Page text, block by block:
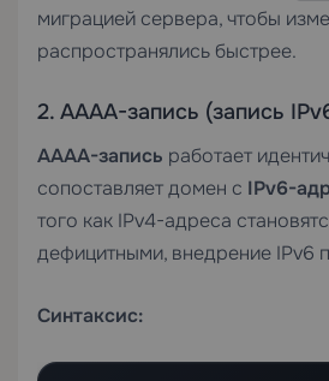
миграцией сервера, чтобы
распространялись быстрее.
2. AAAA-запись (запись
AAAA-запись работает
сопоставляет домен с IPv6-
того как IPv4-адреса
дефицитными, внедрение IPv6
Синтаксис: